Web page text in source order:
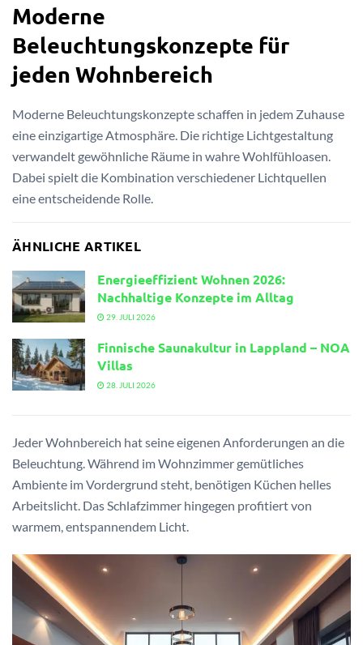
Moderne
Beleuchtungskonzepte für
jeden Wohnbereich
Moderne Beleuchtungskonzepte schaffen in jedem Zuhause
eine einzigartige Atmosphäre. Die richtige Lichtgestaltung
verwandelt gewöhnliche Räume in wahre Wohlfühloasen.
Dabei spielt die Kombination verschiedener Lichtquellen
eine entscheidende Rolle.
ÄHNLICHE ARTIKEL
Energieeffizient Wohnen 2026:
Nachhaltige Konzepte im Alltag
29. JULI 2026
Finnische Saunakultur in Lappland – NOA
Villas
28. JULI 2026
Jeder Wohnbereich hat seine eigenen Anforderungen an die
Beleuchtung. Während im Wohnzimmer gemütliches
Ambiente im Vordergrund steht, benötigen Küchen helles
Arbeitslicht. Das Schlafzimmer hingegen profitiert von
warmem, entspannendem Licht.